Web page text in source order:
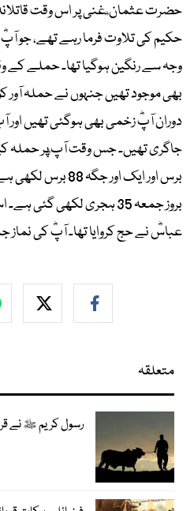
حضرت عثمان ؓ غنی پر اس وقت
حکیم کی تلاوت فرما رہے تھے، جو
وجہ سے رنگین ہوگیا تھا۔ حملے کے
بھی موجود تھیں جنہوں نے حملہ
دوران آپؓ زخمی بھی ہوگئی تھیں اور
بروز جمعہ 35 ہجری لکھی
عباسؓ نے حج کروایا تھا۔ آپؓ کی نماز
متعلقہ
رسول کریم ﷺ نے